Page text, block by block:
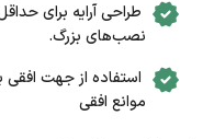
طراحی آرایه برای
نصب‌های بزرگ.
استفاده از جهت
موانع افقی